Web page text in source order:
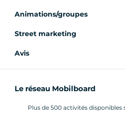
Animations/groupes
Street marketing
Avis
Le réseau Mobilboard
Plus de 500 activités